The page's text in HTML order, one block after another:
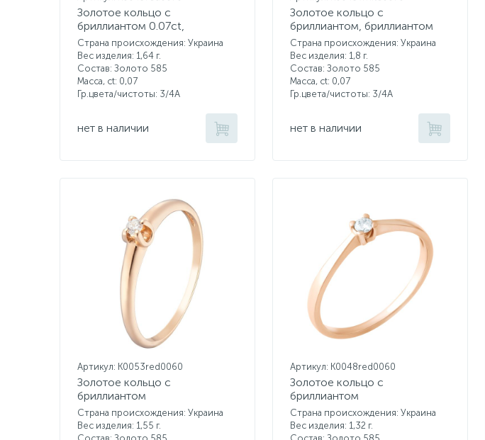
Золотое кольцо с
бриллиантом 0.07ct,
бриллиантом 0.08ct
Страна происхождения: Украина
Вес изделия: 1,64 г.
Состав: Золото 585
Масса, ct: 0,07
Гр.цвета/чистоты: 3/4А
нет в наличии
Золотое кольцо с
бриллиантом, бриллиантом
Страна происхождения: Украина
Вес изделия: 1,8 г.
Состав: Золото 585
Масса, ct: 0,07
Гр.цвета/чистоты: 3/4А
нет в наличии
Артикул: K0053red0060
Золотое кольцо с
бриллиантом
Страна происхождения: Украина
Вес изделия: 1,55 г.
Артикул: K0048red0060
Золотое кольцо с
бриллиантом
Страна происхождения: Украина
Вес изделия: 1,32 г.